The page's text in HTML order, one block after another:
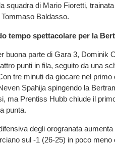
squadra di Mario Fioretti,
Baldasso.
tempo spettacolare per la
buona parte di Gara 3, Dominik
punti in fila, seguito da una
tre minuti da giocare nel
Spahija spingendo la
ma Prentiss Hubb chiude il
punta.
degli orogranata
sul -1 (26-25) in poco meno